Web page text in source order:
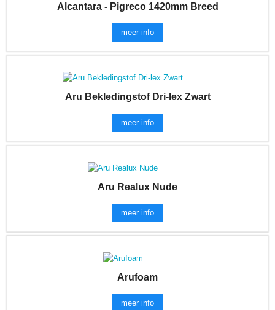
Alcantara - Pigreco 1420mm Breed
meer info
Aru Bekledingstof Dri-lex Zwart
meer info
Aru Realux Nude
meer info
Arufoam
meer info